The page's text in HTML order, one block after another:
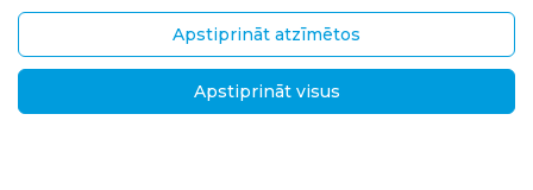
Garantijas un pēcgarantijas se
rviss
Piegāde un atgriešana
Apstiprināt atzīmētos
Apstiprināt visus